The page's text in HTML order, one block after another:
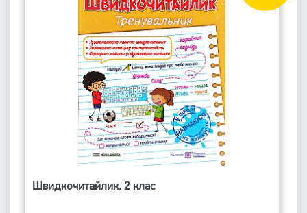
Швидкочитайлик. 2 клас